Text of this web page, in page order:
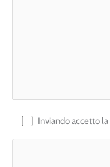
Inviando accetto la